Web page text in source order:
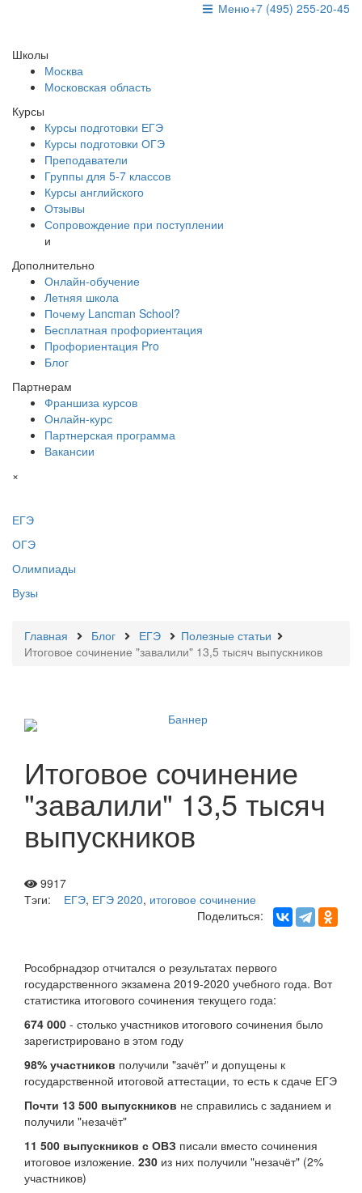
+7 (495) 255-20-45
Меню
Школы
Москва
Московская область
Курсы
Курсы подготовки ЕГЭ
Курсы подготовки ОГЭ
Преподаватели
Группы для 5-7 классов
Курсы английского
Отзывы
Сопровождение при поступлении
и
Дополнительно
Онлайн-обучение
Летняя школа
Почему Lancman School?
Бесплатная профориентация
Профориентация Pro
Блог
Партнерам
Франшиза курсов
Онлайн-курс
Партнерская программа
Вакансии
×
ЕГЭ
ОГЭ
Олимпиады
Вузы
Главная Блог ЕГЭ
Полезные статьи
Итоговое сочинение "завалили" 13,5 тысяч выпускников
Итоговое сочинение
"завалили" 13,5 тысяч
выпускников
9917
Тэги:
ЕГЭ, ЕГЭ 2020, итоговое сочинение
Поделиться:
Рособрнадзор отчитался о результатах первого
государственного экзамена 2019-2020 учебного года. Вот
статистика итогового сочинения текущего года:
674 000 - столько участников итогового сочинения было
зарегистрировано в этом году
98% участников получили "зачёт" и допущены к
государственной итоговой аттестации, то есть к сдаче ЕГЭ
Почти 13 500 выпускников не справились с заданием и
получили "незачёт"
11 500 выпускников с ОВЗ писали вместо сочинения
итоговое изложение. 230 из них получили "незачёт" (2%
участников)